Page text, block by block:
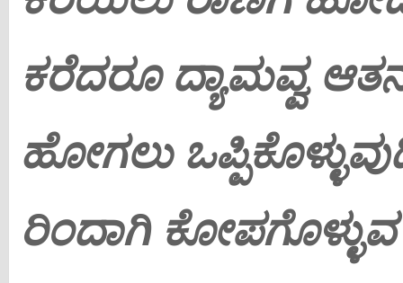
ಕರೆದರೂ ದ್ಯಾಮವ್ವ
ಹೋಗಲು
ರಿಂದಾಗಿ